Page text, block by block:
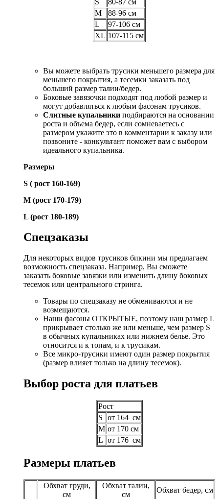
M
88-96 см
L
97-106 см
XL 107-115 см
Вы можете выбрать трусики меньшего размера для
меньшего покрытия, а тесемки заказать под
больший размер талии/бедер.
Боковые завязочки подходят под любой размер и
могут добавляться к любым фасонам трусиков.
Слитные купальники подбираются на основании
роста и объема бедер, если сомневаетесь с
размером укажите это в комментарии к заказу или
позвоните - конкультант поможет вам с выбором
идеального купальника.
Размеры
S ( рост 160-169)
М (рост 170-179)
L (рост 180-189)
Спецзаказы
Для некоторых видов трусиков бикини мы предлагаем
возможность спецзаказа. Например, Вы сможете
заказать боковые завязки или изменить длину боковых
тесемок или центрального стринга.
Товары по спецзаказу не обмениваются и не
возмещаются.
Наши фасоны ОТКРЫТЫЕ, поэтому наш размер L
прикрывает столько же или меньше, чем размер S
в обычных купальниках или нижнем белье. Это
относится и к топам, и к трусикам.
Все микро-трусики имеют один размер покрытия
(размер влияет только на длину тесемок).
Выбор роста для платьев
Рост
S
от 164 см
M от 170 см
L от 176 см
Размеры платьев
Обхват груди,
см
Обхват талии,
см
Обхват бедер, см